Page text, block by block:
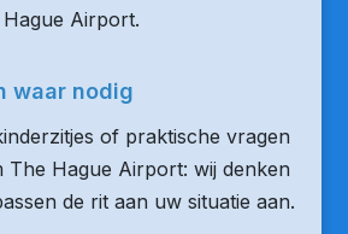
Airport.
waar nodig
of praktische vragen
The Hague Airport: wij denken
de rit aan uw situatie aan.